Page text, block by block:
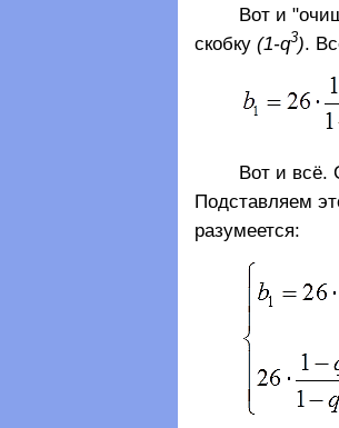
Вот и
скобку (1-q3).
Вот и всё.
Подставляем
разумеется: